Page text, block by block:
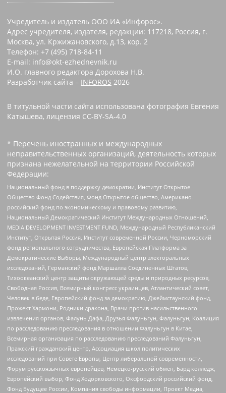
Учредитель и издатель ООО ИА «Инфорос».
Адрес учредителя, издателя, редакции: 117218, Россия, г.
Москва, ул. Кржижановского, д.13, кор. 2
Телефон: +7 (495) 718-84-11
E-mail: info@okt-ezhednevnik.ru
И.О. главного редактора Дорохова Н.В.
Разработчик сайта – INFOROS 2026
В титульной части сайта использована фотография Евгения
Катышева, лицензия CC-BY-SA-4.0
* Перечень иностранных и международных
неправительственных организаций, деятельность которых
признана нежелательной на территории Российской
Федерации:
Национальный фонд в поддержку демократии, Институт Открытое
Общество Фонд Содействия, Фонд Открытое общество, Американо-
российский фонд по экономическому и правовому развитию,
Национальный Демократический Институт Международных Отношений,
MEDIA DEVELOPMENT INVESTMENT FUND, Международный Республиканский
Институт, Открытая Россия, Институт современной России, Черноморский
фонд регионального сотрудничества, Европейская Платформа за
Демократические Выборы, Международный центр электоральных
исследований, Германский фонд Маршалла Соединенных Штатов,
Тихоокеанский центр защиты окружающей среды и природных ресурсов,
Свободная Россия, Всемирный конгресс украинцев, Атлантический совет,
Человек в беде, Европейский фонд за демократию, Джеймстаунский фонд,
Прожект Хармони, Родники дракона, Врачи против насильственного
извлечения органов, Фалунь Дафа, Друзья Фалуньгун, Фалуньгун, Коалиция
по расследованию преследования в отношении Фалуньгун в Китае,
Всемирная организация по расследованию преследований Фалуньгун,
Пражский гражданский центр, Ассоциация школ политических
исследований при Совете Европы, Центр либеральной современности,
Форум русскоязычных европейцев, Немецко-русский обмен, Бард колледж,
Европейский выбор, Фонд Ходорковского, Оксфордский российский фонд,
Фонд Будущее России, Компания свободы информации, Проект Медиа,